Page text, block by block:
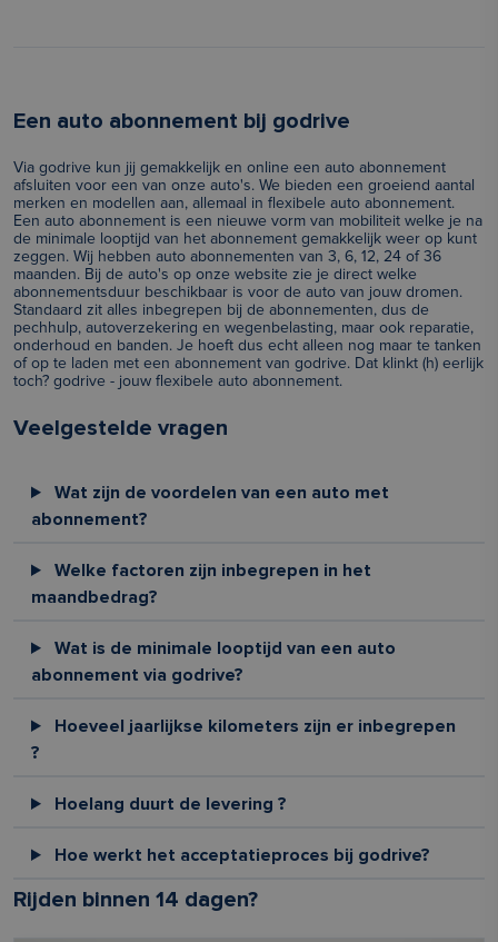
Een auto abonnement bij godrive
Via godrive kun jij gemakkelijk en online een auto abonnement
afsluiten voor een van onze auto's. We bieden een groeiend aantal
merken en modellen aan, allemaal in flexibele auto abonnement.
Een auto abonnement is een nieuwe vorm van mobiliteit welke je na
de minimale looptijd van het abonnement gemakkelijk weer op kunt
zeggen. Wij hebben auto abonnementen van 3, 6, 12, 24 of 36
maanden. Bij de auto's op onze website zie je direct welke
abonnementsduur beschikbaar is voor de auto van jouw dromen.
Standaard zit alles inbegrepen bij de abonnementen, dus de
pechhulp, autoverzekering en wegenbelasting, maar ook reparatie,
onderhoud en banden. Je hoeft dus echt alleen nog maar te tanken
of op te laden met een abonnement van godrive. Dat klinkt (h) eerlijk
toch? godrive - jouw flexibele auto abonnement.
Veelgestelde vragen
Wat zijn de voordelen van een auto met
abonnement?
Welke factoren zijn inbegrepen in het
maandbedrag?
Wat is de minimale looptijd van een auto
abonnement via godrive?
Hoeveel jaarlijkse kilometers zijn er inbegrepen
?
Hoelang duurt de levering ?
Hoe werkt het acceptatieproces bij godrive?
Rijden binnen 14 dagen?